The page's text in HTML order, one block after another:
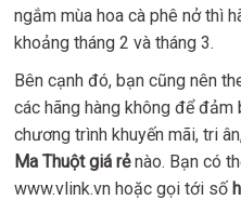
ngắm mùa hoa cà phê nở thì
khoảng tháng 2 và tháng 3.
Bên cạnh đó, bạn cũng nên
các hãng hàng không để
chương trình khuyến mãi, tri
Ma Thuột giá rẻnào. Bạn có
www.vlink.vn hoặc gọi tới số